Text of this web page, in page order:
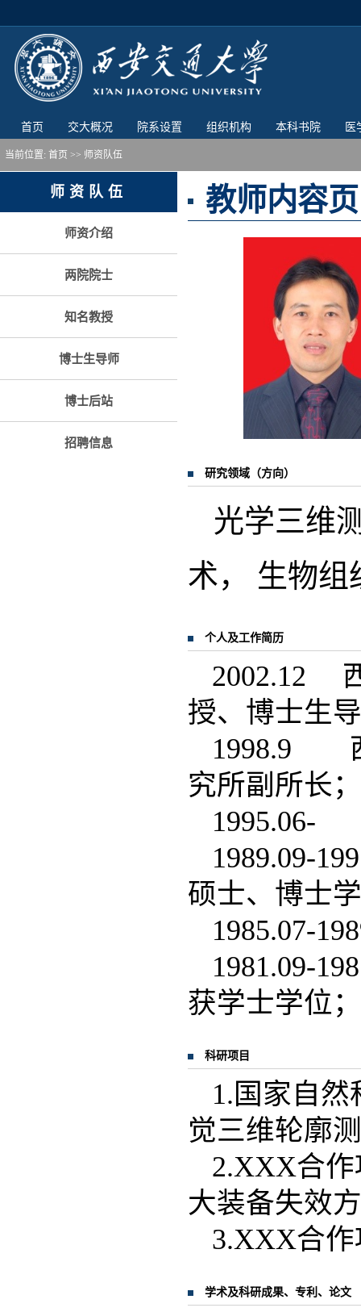
首页 交大概况 院系设置 组织机构 本科书院 医
当前位置: 首页 >> 师资队伍
师资队伍
师资介绍
两院院士
知名教授
博士生导师
博士后站
招聘信息
教师内容页
研究领域（方向）
光学三维
术， 生物组
个人及工作简历
2002.12
授、博士生
1998.9 西
究所副所长；
1995.06-
1989.09-
硕士、博士
1985.07-
1981.09-
获学士学位；
科研项目
1.国家自
觉三维轮廓
2.XXX合
大装备失效
3.XXX合
学术及科研成果、专利、论文